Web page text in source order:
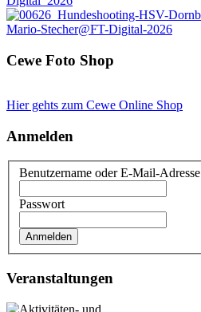
Cewe Foto Shop
Hier gehts zum Cewe Online Shop
Anmelden
Benutzername oder E-Mail-Adresse
Passwort
Veranstaltungen